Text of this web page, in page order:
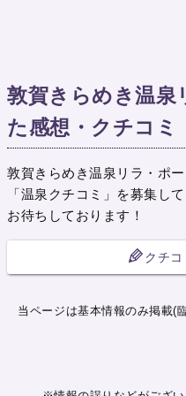
敦賀きらめき温泉
た感想・クチコミ
敦賀きらめき温泉リラ・ポ
「温泉クチコミ」を募集し
お待ちしております！
クチコ
当ページは基本情報のみ掲載(